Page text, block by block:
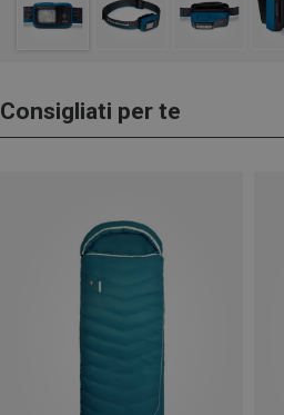
Consigliati per te